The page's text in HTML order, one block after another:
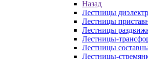
Назад
Лестницы
Лестницы
Лестницы
Лестницы-
Лестницы
Лестницы-